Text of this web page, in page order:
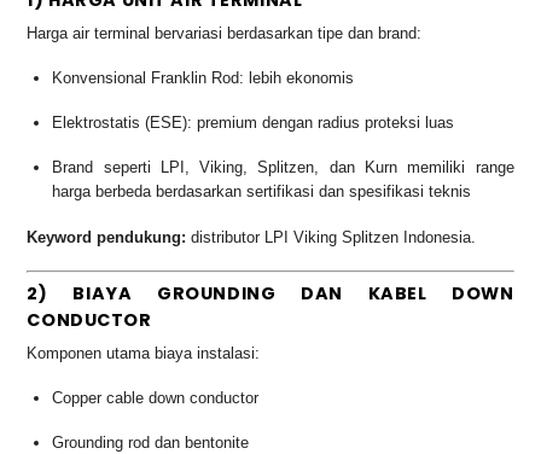
Harga air terminal bervariasi berdasarkan tipe dan brand:
Konvensional Franklin Rod: lebih ekonomis
Elektrostatis (ESE): premium dengan radius proteksi luas
Brand seperti LPI, Viking, Splitzen, dan Kurn memiliki range
harga berbeda berdasarkan sertifikasi dan spesifikasi teknis
Keyword pendukung: distributor LPI Viking Splitzen Indonesia.
2) BIAYA GROUNDING DAN KABEL DOWN
CONDUCTOR
Komponen utama biaya instalasi:
Copper cable down conductor
Grounding rod dan bentonite